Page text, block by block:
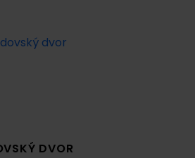
DVOR